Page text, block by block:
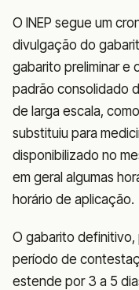
O INEP segue um
divulgação do
gabarito preliminar e
padrão consolidado
de larga escala,
substituiu para
disponibilizado no
em geral algumas
horário de aplicação.
O gabarito definitivo,
período de
estende por 3 a 5